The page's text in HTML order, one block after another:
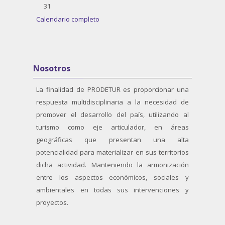
Sin eventos, lunes, 31 agosto
31
Calendario completo
Nosotros
La finalidad de PRODETUR es proporcionar una
respuesta multidisciplinaria a la necesidad de
promover el desarrollo del país, utilizando al
turismo como eje articulador, en áreas
geográficas que presentan una alta
potencialidad para materializar en sus territorios
dicha actividad. Manteniendo la armonización
entre los aspectos económicos, sociales y
ambientales en todas sus intervenciones y
proyectos.